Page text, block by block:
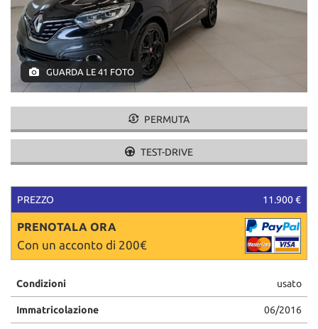
GUARDA LE 41 FOTO
PERMUTA
TEST-DRIVE
PREZZO 11.900 €
PRENOTALA ORA
Con un acconto di 200€
Condizioni usato
Immatricolazione 06/2016
tracciamento
che
adottiamo
per
offrire
le
funzionalità
e
le
di
descritte.
Per
maggiori
informazioni
sull'utilità
sul
funzionamento